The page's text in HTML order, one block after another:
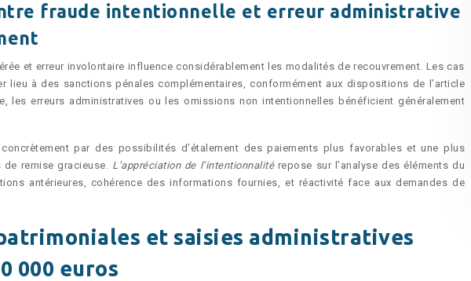
fraude intentionnelle et erreur administrative
et erreur involontaire influence considérablement les modalités de recouvrement. Les cas
lieu à des sanctions pénales complémentaires, conformément aux dispositions de l’article
les erreurs administratives ou les omissions non intentionnelles bénéficient généralement
par des possibilités d’étalement des paiements plus favorables et une plus
remise gracieuse. L’appréciation de l’intentionnalité repose sur l’analyse des éléments du
antérieures, cohérence des informations fournies, et réactivité face aux demandes de
et saisies administratives
000 euros